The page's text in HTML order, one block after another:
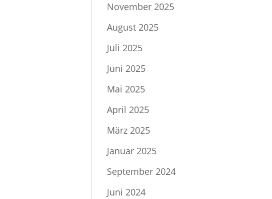
November 2025
August 2025
Juli 2025
Juni 2025
Mai 2025
April 2025
März 2025
Januar 2025
September 2024
Juni 2024